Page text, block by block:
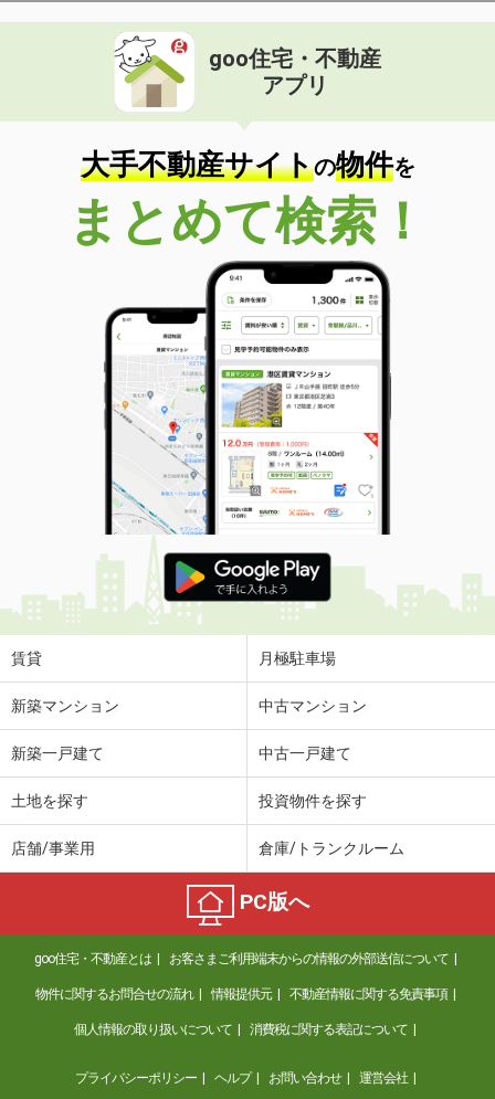
島根県出雲市神西沖町
価 格
住 所
島根県出雲市神西沖町
専有面積 69.15m²
間取り
3LDK
島根県江津市二宮町神主
価 格
4.55万円
島根県江津市二宮町神主
53.08m²
間取り
3DK
島根県松江市東出雲町錦新町５
価 格
6.10万円
住 所
島根県松江市東出雲町錦新町５
専有面積 22.7m²
間取り
1K
島根県松江市東津田町
価 格
5.70万円
住 所
島根県松江市東津田町
専有面積
島根県松江市春日町
7.10万円
6.40万円
住 所
島根県松江市東出雲町揖屋
専有面積 22.35m²
間取り
1K
島根県松江市東出雲町錦新町５丁目
価 格
6.50万円
goo住宅・不動産
アプリ
大手不動産サイトの物件を
まとめて検索！
賃貸 月極駐車場
新築マンション 中古マンション
新築一戸建て 中古一戸建て
土地を探す 投資物件を探す
店舗/事業用 倉庫/トランクルーム
PC版へ
goo住宅・不動産とは お客さまご利用端末からの情報の外部送信について
物件に関するお問合せの流れ 情報提供元 不動産情報に関する免責事項
個人情報の取り扱いについて 消費税に関する表記について
プライバシーポリシー ヘルプ お問い合わせ 運営会社